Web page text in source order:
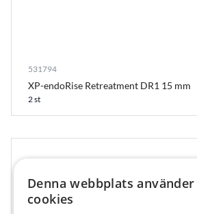
531794
XP-endoRise Retreatment DR1 15 mm
2 st
Denna webbplats använder
cookies